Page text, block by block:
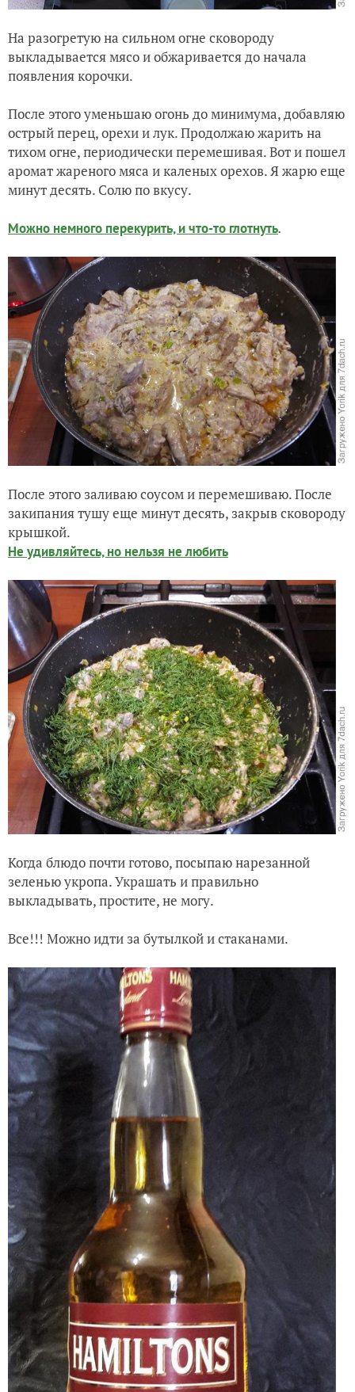
На разогретую на сильном огне сковороду
выкладывается мясо и обжаривается до начала
появления корочки.
После этого уменьшаю огонь до минимума, добавляю
острый перец, орехи и лук. Продолжаю жарить на
тихом огне, периодически перемешивая. Вот и пошел
аромат жареного мяса и каленых орехов. Я жарю еще
минут десять. Солю по вкусу.
Можно немного перекурить, и что-то глотнуть.
После этого заливаю соусом и перемешиваю. После
закипания тушу еще минут десять, закрыв сковороду
крышкой.
Не удивляйтесь, но нельзя не любить
Когда блюдо почти готово, посыпаю нарезанной
зеленью укропа. Украшать и правильно
выкладывать, простите, не могу.
Все!!! Можно идти за бутылкой и стаканами.